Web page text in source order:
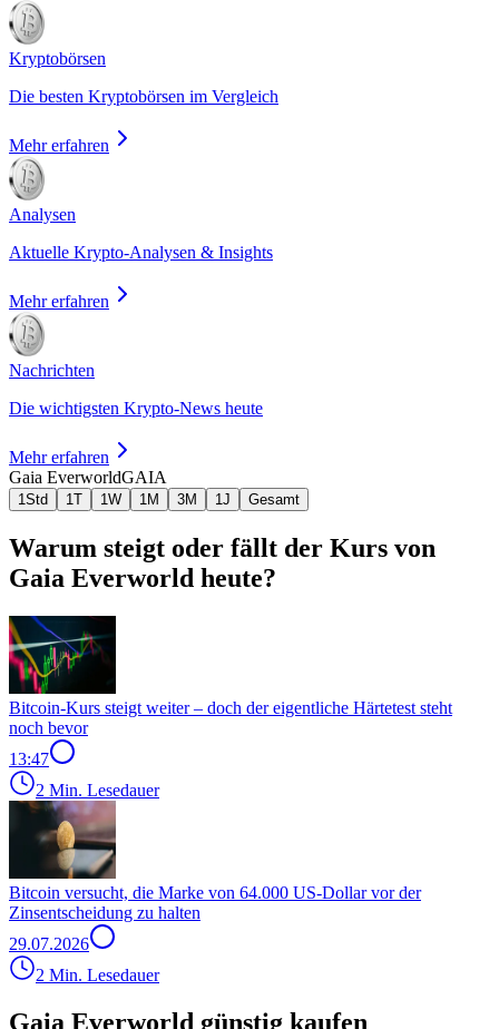
Kryptobörsen
Die besten Kryptobörsen im Vergleich
Mehr erfahren
Analysen
Aktuelle Krypto-Analysen & Insights
Mehr erfahren
Nachrichten
Die wichtigsten Krypto-News heute
Mehr erfahren
Gaia EverworldGAIA
1Std 1T 1W 1M 3M 1J Gesamt
Warum steigt oder fällt der Kurs von
Gaia Everworld heute?
Bitcoin-Kurs steigt weiter – doch der eigentliche Härtetest steht
noch bevor
13:47
2 Min. Lesedauer
Bitcoin versucht, die Marke von 64.000 US-Dollar vor der
Zinsentscheidung zu halten
29.07.2026
2 Min. Lesedauer
Gaia Everworld günstig kaufen